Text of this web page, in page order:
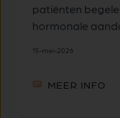
patiënten
hormonale
15-mei-2026
MEER INFO